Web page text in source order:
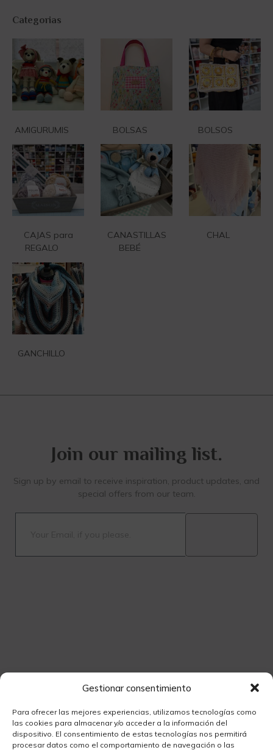
Gestionar consentimiento
Para ofrecer las mejores experiencias, utilizamos tecnologías como
las cookies para almacenar y/o acceder a la información del
dispositivo. El consentimiento de estas tecnologías nos permitirá
procesar datos como el comportamiento de navegación o las
Categorias
AMIGURUMIS BOLSAS BOLSOS
CAJAS para
REGALO
CANASTILLAS
BEBÉ
CHAL
GANCHILLO
Join our mailing list.
Sign up by email to receive inspiration, product updates, and
special offers from our team.
Mostrando el único resultado